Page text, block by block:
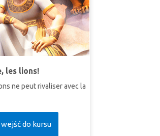
les lions!
ne peut rivaliser avec la
do kursu